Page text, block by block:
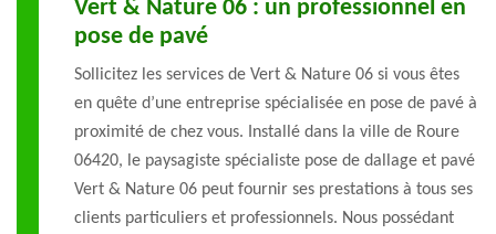
Vert & Nature 06 : un professionnel en
pose de pavé
Sollicitez les services de Vert & Nature 06 si vous êtes
en quête d’une entreprise spécialisée en pose de pavé à
proximité de chez vous. Installé dans la ville de Roure
06420, le paysagiste spécialiste pose de dallage et pavé
Vert & Nature 06 peut fournir ses prestations à tous ses
clients particuliers et professionnels. Nous possédant